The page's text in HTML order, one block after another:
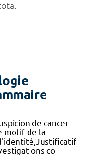
de cancer
motif de la
co